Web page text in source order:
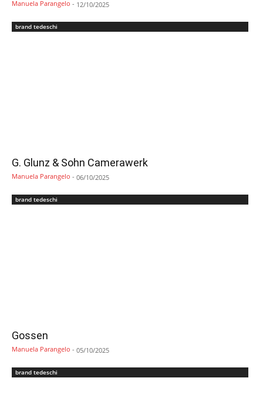
Manuela Parangelo - 12/10/2025
brand tedeschi
G. Glunz & Sohn Camerawerk
Manuela Parangelo - 06/10/2025
brand tedeschi
Gossen
Manuela Parangelo - 05/10/2025
brand tedeschi